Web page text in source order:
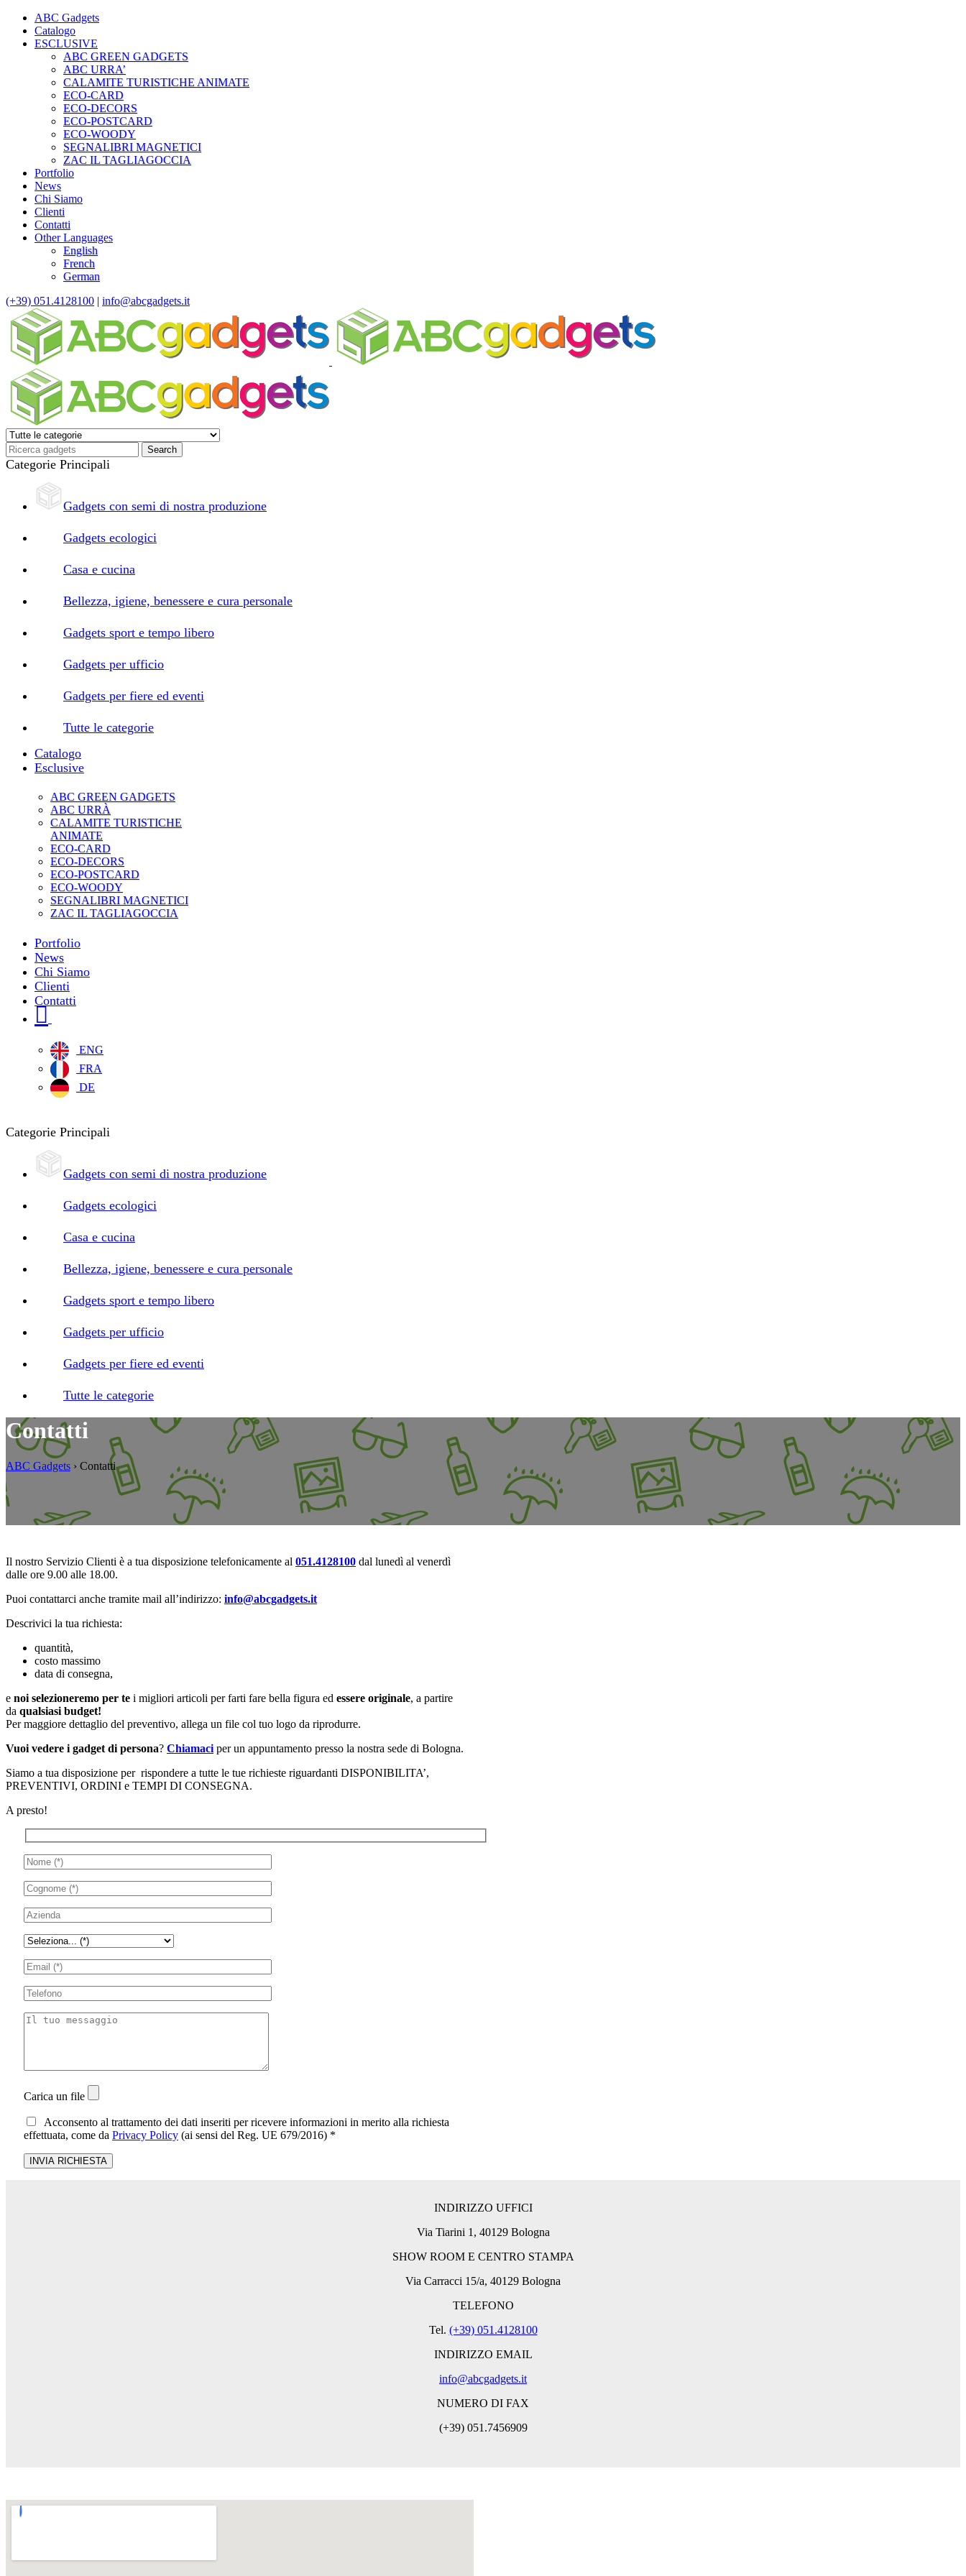
ABC Gadgets
Catalogo
ESCLUSIVE
ABC GREEN GADGETS
ABC URRA’
CALAMITE TURISTICHE ANIMATE
ECO-CARD
ECO-DECORS
ECO-POSTCARD
ECO-WOODY
SEGNALIBRI MAGNETICI
ZAC IL TAGLIAGOCCIA
Portfolio
News
Chi Siamo
Clienti
Contatti
Other Languages
English
French
German
(+39) 051.4128100 | info@abcgadgets.it
Categorie Principali
Gadgets con semi di nostra produzione
Gadgets ecologici
Casa e cucina
Bellezza, igiene, benessere e cura personale
Gadgets sport e tempo libero
Gadgets per ufficio
Gadgets per fiere ed eventi
Tutte le categorie
Catalogo
Esclusive
ABC GREEN GADGETS
ABC URRÀ
CALAMITE TURISTICHE
ANIMATE
ECO-CARD
ECO-DECORS
ECO-POSTCARD
ECO-WOODY
SEGNALIBRI MAGNETICI
ZAC IL TAGLIAGOCCIA
Portfolio
News
Chi Siamo
Clienti
Contatti
ENG
FRA
DE
Categorie Principali
Gadgets con semi di nostra produzione
Gadgets ecologici
Casa e cucina
Bellezza, igiene, benessere e cura personale
Gadgets sport e tempo libero
Gadgets per ufficio
Gadgets per fiere ed eventi
Tutte le categorie
Contatti
ABC Gadgets › Contatti
Il nostro Servizio Clienti è a tua disposizione telefonicamente al 051.4128100 dal lunedì al venerdì
dalle ore 9.00 alle 18.00.
Puoi contattarci anche tramite mail all’indirizzo: info@abcgadgets.it
Descrivici la tua richiesta:
quantità,
costo massimo
data di consegna,
e noi selezioneremo per te i migliori articoli per farti fare bella figura ed essere originale, a partire
da qualsiasi budget!
Per maggiore dettaglio del preventivo, allega un file col tuo logo da riprodurre.
Vuoi vedere i gadget di persona? Chiamaciper un appuntamento presso la nostra sede di Bologna.
Siamo a tua disposizione per rispondere a tutte le tue richieste riguardanti DISPONIBILITA’,
PREVENTIVI, ORDINI e TEMPI DI CONSEGNA.
A presto!
Carica un file
Acconsento al trattamento dei dati inseriti per ricevere informazioni in merito alla richiesta
effettuata, come da Privacy Policy (ai sensi del Reg. UE 679/2016) *
INDIRIZZO UFFICI
Via Tiarini 1, 40129 Bologna
SHOW ROOM E CENTRO STAMPA
Via Carracci 15/a, 40129 Bologna
TELEFONO
Tel. (+39) 051.4128100
INDIRIZZO EMAIL
info@abcgadgets.it
NUMERO DI FAX
(+39) 051.7456909